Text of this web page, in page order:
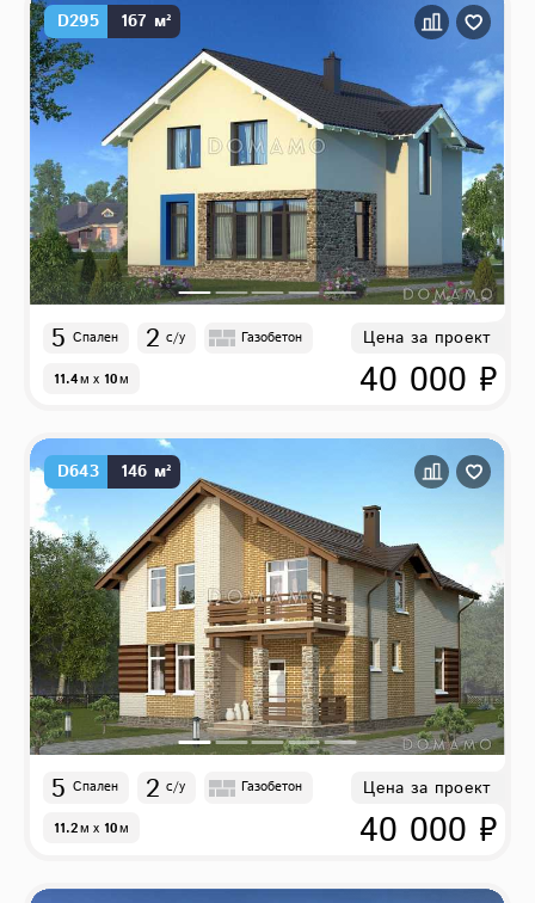
D295 167 м²
5 Спален 2 с/у Газобетон
11.4м x 10м
Цена за проект
40 000 ₽
D643 146 м²
5 Спален 2 с/у Газобетон
11.2м x 10м
Цена за проект
40 000 ₽